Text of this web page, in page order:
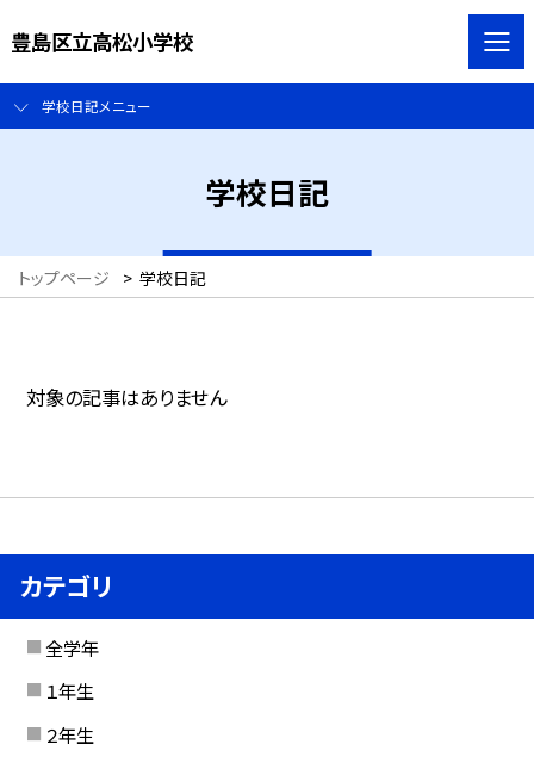
豊島区立高松小学校
学校日記メニュー
学校日記
トップページ > 学校日記
対象の記事はありません
カテゴリ
全学年
１年生
２年生